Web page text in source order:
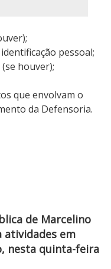
pessoal;
houver);
que envolvam o
da Defensoria.
de Marcelino
atividades em
nesta quinta-feira